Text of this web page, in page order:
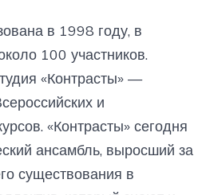
в 1998 году, в
100 участников.
«Контрасты» —
и
«Контрасты» сегодня
ансамбль, выросший за
существования в